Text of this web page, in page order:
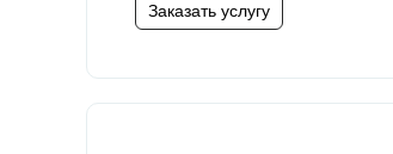
Заказать услугу